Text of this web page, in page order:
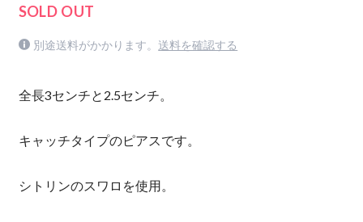
SOLD OUT
別途送料がかかります。 送料を確認する
全長3センチと2.5センチ。
キャッチタイプのピアスです。
シトリンのスワロを使用。